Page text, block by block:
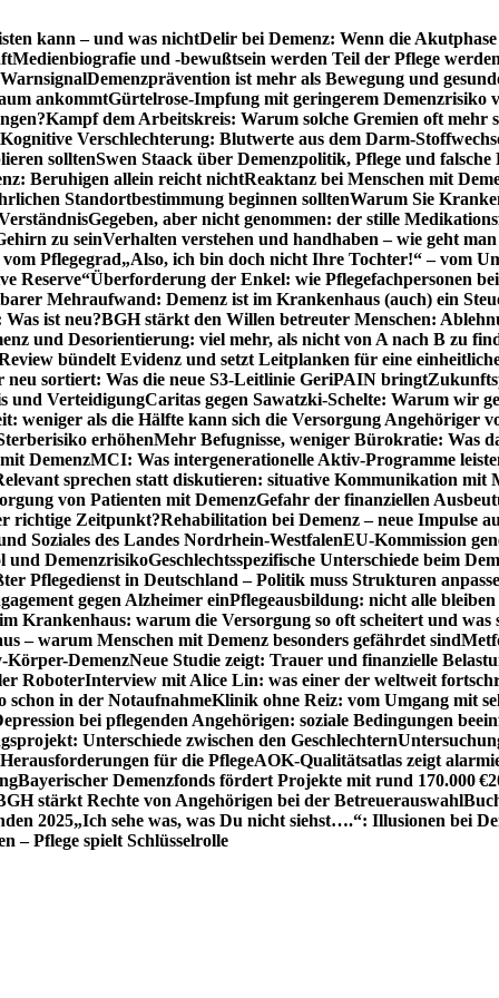
kann – und was nichtDelir bei Demenz: Wenn die
Medienbiografie und -bewußtsein werden Teil der Pflege werden
Demenzprävention ist mehr als Bewegung und
ankommtGürtelrose-Impfung mit geringerem Demenzrisiko
Kampf dem Arbeitskreis: Warum solche Gremien oft mehr
Kognitive Verschlechterung: Blutwerte aus dem Darm-
solltenSwen Staack über Demenzpolitik, Pflege und falsche
Beruhigen allein reicht nichtReaktanz bei Menschen mit
Standortbestimmung beginnen solltenWarum Sie
Gegeben, aber nicht genommen: der stille
zu seinVerhalten verstehen und handhaben – wie geht
Pflegegrad„Also, ich bin doch nicht Ihre Tochter!“ – vom
Reserve“Überforderung der Enkel: wie Pflegefachpersonen
Mehraufwand: Demenz ist im Krankenhaus (auch) ein
ist neu?BGH stärkt den Willen betreuter Menschen:
und Desorientierung: viel mehr, als nicht von A nach B zu
bündelt Evidenz und setzt Leitplanken für eine
neu sortiert: Was die neue S3-Leitlinie GeriPAIN bringt
und VerteidigungCaritas gegen Sawatzki-Schelte: Warum wir
weniger als die Hälfte kann sich die Versorgung Angehöriger
erhöhenMehr Befugnisse, weniger Bürokratie: Was
DemenzMCI: Was intergenerationelle Aktiv-Programme
sprechen statt diskutieren: situative Kommunikation mit
von Patienten mit DemenzGefahr der finanziellen
richtige Zeitpunkt?Rehabilitation bei Demenz – neue Impulse
Soziales des Landes Nordrhein-WestfalenEU-Kommission
und DemenzrisikoGeschlechtsspezifische Unterschiede beim
Pflegedienst in Deutschland – Politik muss Strukturen
gegen Alzheimer einPflegeausbildung: nicht alle bleiben
Krankenhaus: warum die Versorgung so oft scheitert und was
– warum Menschen mit Demenz besonders gefährdet sind
Körper-DemenzNeue Studie zeigt: Trauer und finanzielle
RoboterInterview mit Alice Lin: was einer der weltweit
schon in der NotaufnahmeKlinik ohne Reiz: vom Umgang mit
bei pflegenden Angehörigen: soziale Bedingungen
Unterschiede zwischen den Geschlechtern
für die PflegeAOK-Qualitätsatlas zeigt
Bayerischer Demenzfonds fördert Projekte mit rund 170.000 €
stärkt Rechte von Angehörigen bei der Betreuerauswahl
2025„Ich sehe was, was Du nicht siehst….“: Illusionen bei
– Pflege spielt Schlüsselrolle